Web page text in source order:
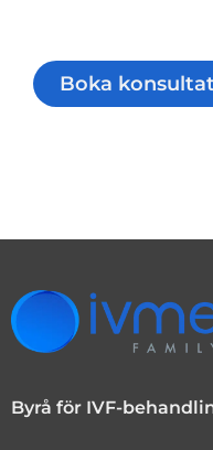
Boka
Byrå för IVF-